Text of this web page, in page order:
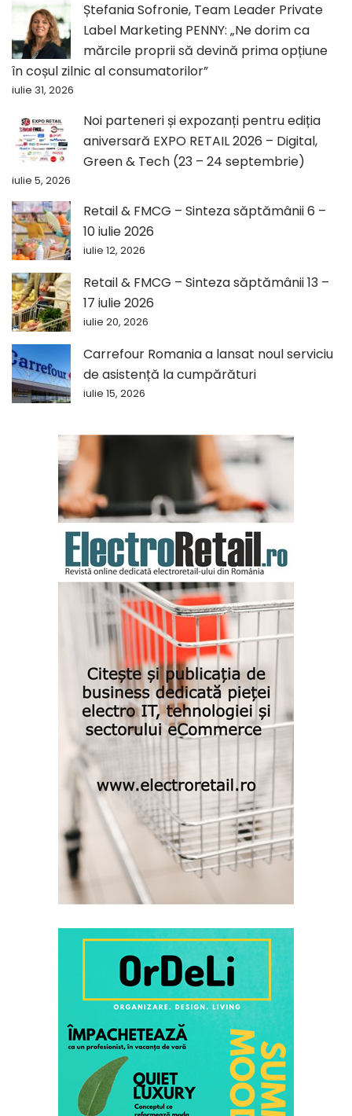
Ștefania Sofronie, Team Leader Private
Label Marketing PENNY: „Ne dorim ca
mărcile proprii să devină prima opțiune
în coșul zilnic al consumatorilor”
iulie 31, 2026
Noi parteneri și expozanți pentru ediția
aniversară EXPO RETAIL 2026 – Digital,
Green & Tech (23 – 24 septembrie)
iulie 5, 2026
Retail & FMCG – Sinteza săptămânii 6 –
10 iulie 2026
iulie 12, 2026
Retail & FMCG – Sinteza săptămânii 13 –
17 iulie 2026
iulie 20, 2026
Carrefour Romania a lansat noul serviciu
de asistență la cumpărături
iulie 15, 2026